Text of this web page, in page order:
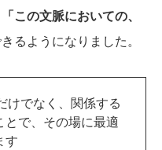
「この文脈においての、
るようになりました。
けでなく、関係する
で、その場に最適
す